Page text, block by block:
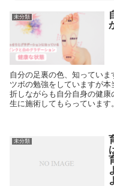
未分類
自分の足裏の色、知っていま
ツボの勉強をしていますが
折しながらも自分自身の健
生に施術してもらっています
未分類